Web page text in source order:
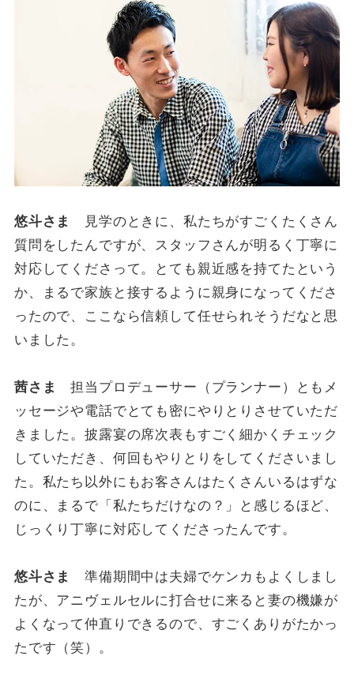
悠斗さま
見学のときに、私たちがすごくたくさん
質問をしたんですが、スタッフさんが明るく丁寧に
対応してくださって。とても親近感を持てたという
か、まるで家族と接するように親身になってくださ
ったので、ここなら信頼して任せられそうだなと思
いました。
茜さま
担当プロデューサー（プランナー）ともメ
ッセージや電話でとても密にやりとりさせていただ
きました。披露宴の席次表もすごく細かくチェック
していただき、何回もやりとりをしてくださいまし
た。私たち以外にもお客さんはたくさんいるはずな
のに、まるで「私たちだけなの？」と感じるほど、
じっくり丁寧に対応してくださったんです。
悠斗さま
準備期間中は夫婦でケンカもよくしまし
たが、アニヴェルセルに打合せに来ると妻の機嫌が
よくなって仲直りできるので、すごくありがたかっ
たです（笑）。